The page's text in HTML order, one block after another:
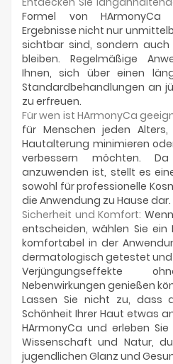
Formel von
Ergebnisse nicht nur
sichtbar sind, sondern
bleiben. Regelmäßige
Ihnen, sich über einen
Standardbehandlungen an
zu erfreuen.
Für wen ist HArmonyCa
für Menschen jeden
Hautalterung minimieren
verbessern möchten.
anzuwenden ist, stellt es
sowohl für professionelle
die Anwendung zu Hause dar.
Sicherheit und Komfort:
entscheiden, wählen Sie
komfortabel in der
dermatologisch getestet und
Verjüngungseffekte
Nebenwirkungen genießen
Lassen Sie nicht zu, dass
Schönheit Ihrer Haut etwas
HArmonyCa und erleben
Wissenschaft und Natur,
jugendlichen Glanz und